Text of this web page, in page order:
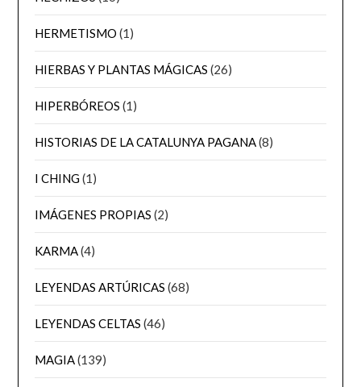
HERMETISMO (1)
HIERBAS Y PLANTAS MÁGICAS (26)
HIPERBÓREOS (1)
HISTORIAS DE LA CATALUNYA PAGANA(8)
I CHING(1)
IMÁGENES PROPIAS (2)
KARMA(4)
LEYENDAS ARTÚRICAS (68)
LEYENDAS CELTAS (46)
MAGIA(139)